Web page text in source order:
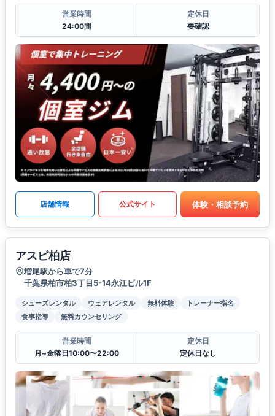
営業時間
24:00間
定休日
要確認
店舗情報 公式サイト 体験・相談予約
アスピ柏店
増尾駅から車で7分
千葉県柏市柏3丁目5-14永江ビル1F
シューズレンタル ウェアレンタル 無料体験
トレーナー指名
食事指導
無料カウンセリング
営業時間
月~金曜日10:00〜22:00
定休日
定休日なし